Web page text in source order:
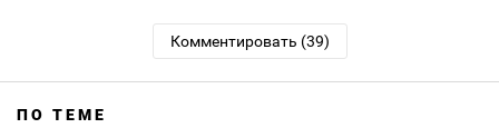
Комментировать (39)
ПО ТЕМЕ